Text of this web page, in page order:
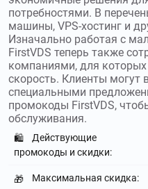
получите скидку до 8399₽
vigbo.com–
сайтов для творческих
часов можно собрать
магазин без навыков
промокоды Vigboи
prohoster.info
размещению сайтов,
регистрацию доменов,
потребностями. В
машины, VPS-хостинг и
Изначально работая с
FirstVDS теперь также
компаниями, для
скорость. Клиенты могут
специальными
промокоды FirstVDS,
обслуживания.
🛍️
Действующие
промокоды и скидки:
🎁 Максимальная скидка: